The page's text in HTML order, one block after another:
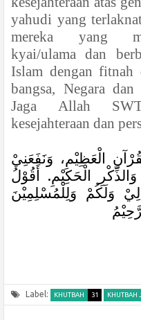
yahudi yang
mereka yang
kyai/ulama dan
Islam dengan fitnah
bangsa, Negara
Jaga Allah
kesejahteraan dan
الْعَظِيْمِ، وَنَفَعَنِيْ
الْحَكِيْمِ. أَقُوْلُ
وَلَكُمْ وَلِلْمُسْلِمِيْنَ
Label: KHUTBAH 31 KHUTBAH